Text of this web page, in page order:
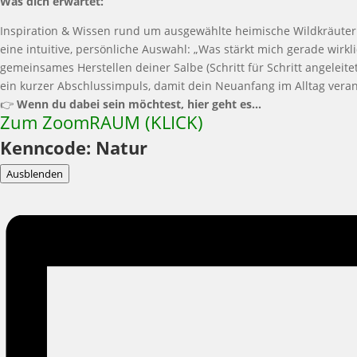
Inspiration & Wissen rund um ausgewählte heimische Wildkräuter
eine intuitive, persönliche Auswahl: „Was stärkt mich gerade
gemeinsames Herstellen deiner Salbe (Schritt für Schritt
ein kurzer Abschlussimpuls, damit dein Neuanfang im Alltag
👉 Wenn du dabei sein möchtest, hier geht es…
Zum ZoomRAUM (KLICK)
Kenncode: Natur
Ausblenden